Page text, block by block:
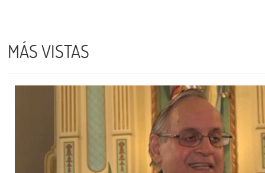
MÁS VISTAS